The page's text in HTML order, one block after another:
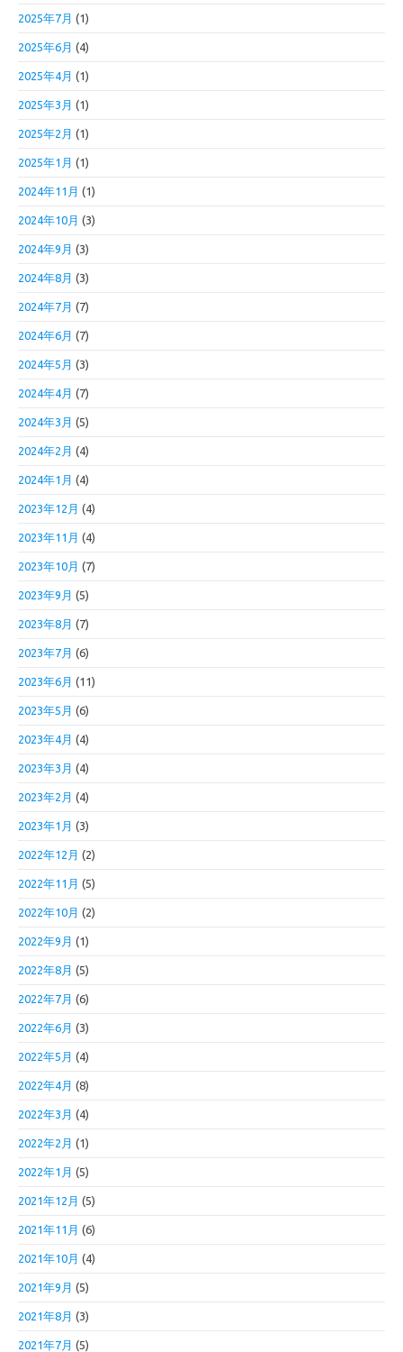
2025年7月 (1)
2025年6月 (4)
2025年4月 (1)
2025年3月 (1)
2025年2月 (1)
2025年1月 (1)
2024年11月 (1)
2024年10月 (3)
2024年9月 (3)
2024年8月 (3)
2024年7月 (7)
2024年6月 (7)
2024年5月 (3)
2024年4月 (7)
2024年3月 (5)
2024年2月 (4)
2024年1月 (4)
2023年12月 (4)
2023年11月 (4)
2023年10月 (7)
2023年9月 (5)
2023年8月 (7)
2023年7月 (6)
2023年6月 (11)
2023年5月 (6)
2023年4月 (4)
2023年3月 (4)
2023年2月 (4)
2023年1月 (3)
2022年12月 (2)
2022年11月 (5)
2022年10月 (2)
2022年9月 (1)
2022年8月 (5)
2022年7月 (6)
2022年6月 (3)
2022年5月 (4)
2022年4月 (8)
2022年3月 (4)
2022年2月 (1)
2022年1月 (5)
2021年12月 (5)
2021年11月 (6)
2021年10月 (4)
2021年9月 (5)
2021年8月 (3)
2021年7月 (5)